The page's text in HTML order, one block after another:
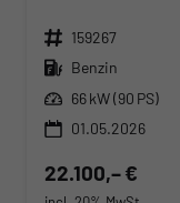
Fahrzeugnr. 159267
Kraftstoff Benzin
Leistung 66 kW (90 PS)
01.05.2026
22.100,– €